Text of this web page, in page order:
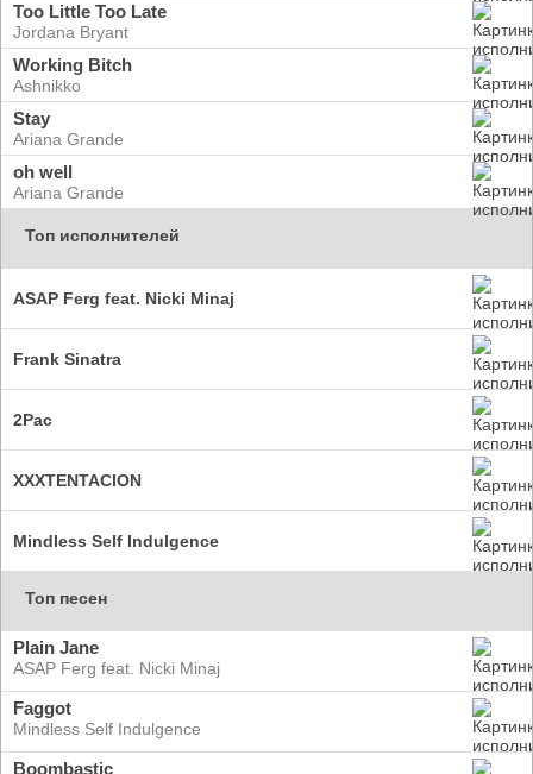
Too Little Too Late
Jordana Bryant
Working Bitch
Ashnikko
Stay
Ariana Grande
oh well
Ariana Grande
Топ исполнителей
ASAP Ferg feat. Nicki Minaj
Frank Sinatra
2Pac
XXXTENTACION
Mindless Self Indulgence
Топ песен
Plain Jane
ASAP Ferg feat. Nicki Minaj
Faggot
Mindless Self Indulgence
Boombastic